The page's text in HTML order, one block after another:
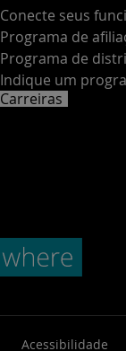
Conecte seus
Programa de
Programa de
Indique um
Carreiras
Acessibilidade